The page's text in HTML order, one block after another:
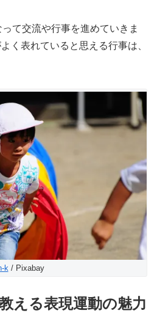
て交流や行事を進めていきま
く表れていると思える行事は、
k/ Pixabay
える表現運動の魅力